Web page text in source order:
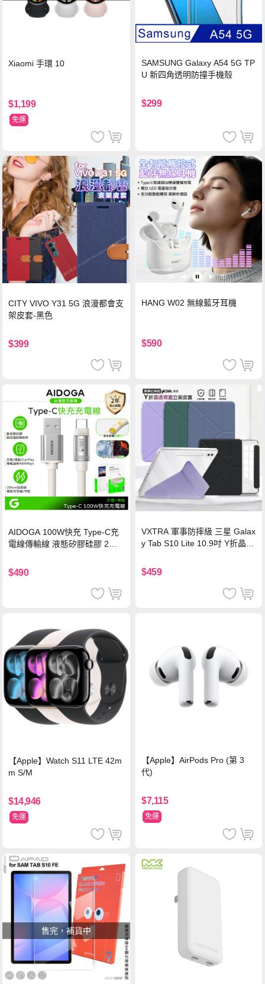
Xiaomi 手環 10
$1,199
免運
SAMSUNG Galaxy A54 5G TP
U 新四角透明防撞手機殼
$299
CITY VIVO Y31 5G 浪漫都會支
架皮套-黑色
$399
HANG W02 無線藍牙耳機
$590
AIDOGA 100W快充 Type-C充
電線傳輸線 液態矽膠硅膠 2M
$490
VXTRA 軍事防摔級 三星 Galax
y Tab S10 Lite 10.9吋 Y折晶透
$459
【Apple】Watch S11 LTE 42m
m S/M
$14,946
免運
【Apple】AirPods Pro (第 3
代)
$7,115
免運
售完，補貨中